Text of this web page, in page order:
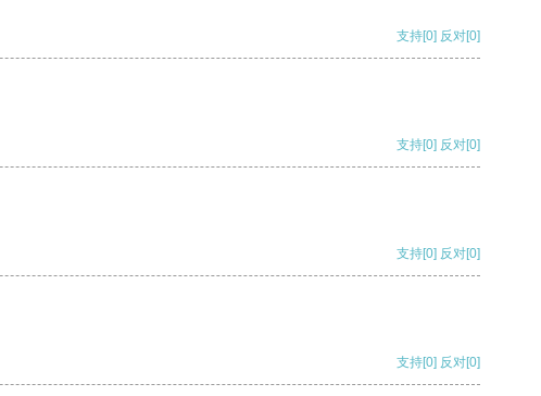
支持[0] 反对[0]
支持[0] 反对[0]
支持[0] 反对[0]
支持[0] 反对[0]